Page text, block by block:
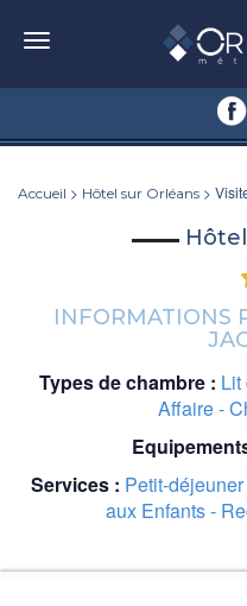
Accueil > Hôtel sur Orléans >
INFORMATIONS
Types de chambre : Lit
Affaire -
Services : Petit-
aux Enfants -